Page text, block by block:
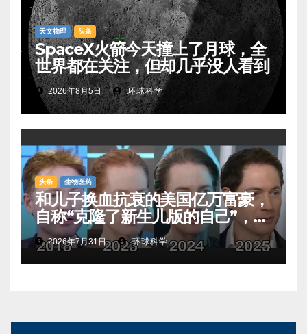
天文物理 头条
SpaceX火箭今天撞上了月球，全
世界都在关注，但却几乎没人看到
2026年8月5日 环球科学
头条 生物医药
和儿子换血抗衰的美国亿万富豪，
自称“克隆了新生儿版的自己”，真
相是……
2026年7月31日 环球科学